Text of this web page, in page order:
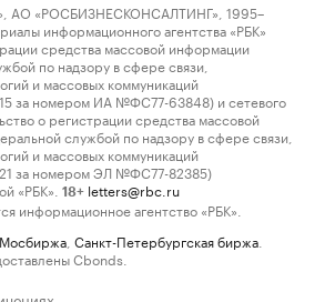
«РОСБИЗНЕСКОНСАЛТИНГ», 1995–
информационного агентства «РБК»
средства массовой информации
по надзору в сфере связи,
и массовых коммуникаций
за номером ИА №ФС77-63848) и сетевого
о регистрации средства массовой
службой по надзору в сфере связи,
и массовых коммуникаций
за номером ЭЛ №ФС77-82385)
«РБК».
18+ letters@rbc.ru
информационное агентство «РБК».
Мосбиржа Санкт-Петербургская биржа
Cbonds.